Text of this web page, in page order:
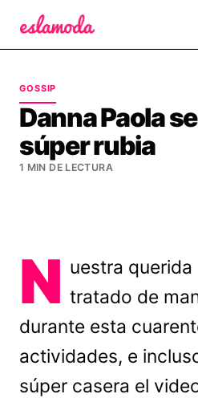
GOSSIP
Danna Paola
súper rubia
1 MIN DE LECTURA
N uestra querida
tratado de
durante esta
actividades, e
súper casera el